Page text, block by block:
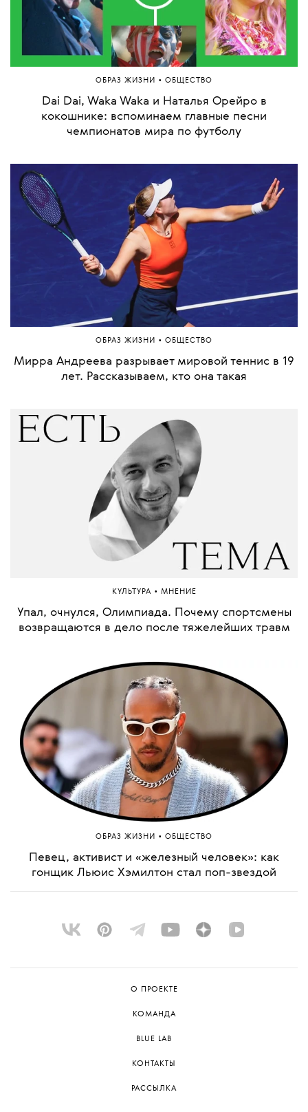
ОБРАЗ ЖИЗНИ • ОБЩЕСТВО
Dai Dai, Waka Waka и Наталья Орейро в
кокошнике: вспоминаем главные песни
чемпионатов мира по футболу
ОБРАЗ ЖИЗНИ • ОБЩЕСТВО
Мирра Андреева разрывает мировой теннис в 19
лет. Рассказываем, кто она такая
КУЛЬТУРА • МНЕНИЕ
Упал, очнулся, Олимпиада. Почему спортсмены
возвращаются в дело после тяжелейших травм
ОБРАЗ ЖИЗНИ • ОБЩЕСТВО
Певец, активист и «железный человек»: как
гонщик Льюис Хэмилтон стал поп-звездой
О ПРОЕКТЕ
КОМАНДА
BLUE LAB
КОНТАКТЫ
РАССЫЛКА